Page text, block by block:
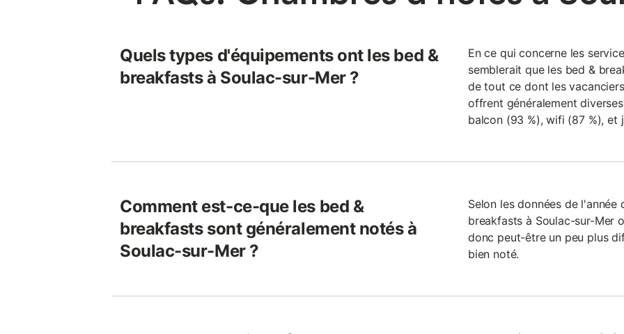
Quels types d'équipements ont les bed &
breakfasts à Soulac-sur-Mer ?
En ce qui concerne les
semblerait que les bed &
de tout ce dont les
offrent généralement
balcon (93 %), wifi (87 %), et
Comment est-ce-que les bed &
breakfasts sont généralement notés à
Soulac-sur-Mer ?
Selon les données de l'année
breakfasts à Soulac-sur-Mer
donc peut-être un peu plus
bien noté.